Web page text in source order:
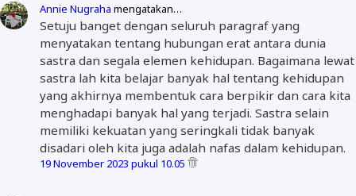
Annie Nugraha mengatakan…
Setuju banget dengan seluruh paragraf yang
menyatakan tentang hubungan erat antara dunia
sastra dan segala elemen kehidupan. Bagaimana lewat
sastra lah kita belajar banyak hal tentang kehidupan
yang akhirnya membentuk cara berpikir dan cara kita
menghadapi banyak hal yang terjadi. Sastra selain
memiliki kekuatan yang seringkali tidak banyak
disadari oleh kita juga adalah nafas dalam kehidupan.
19 November 2023 pukul 10.05